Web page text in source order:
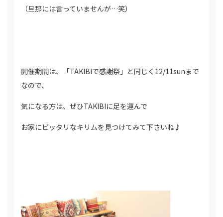
（旦那には言っていませんが…笑）
開催期間は、「TAKIBIで感謝祭」と同じく12/11sunまで
なので、
気になる方は、ぜひTAKIBIに足を運んで
お家にピッタリなキリムを見つけてみて下さいね♪